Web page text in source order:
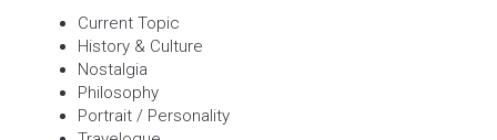
Current Topic
History & Culture
Nostalgia
Philosophy
Portrait / Personality